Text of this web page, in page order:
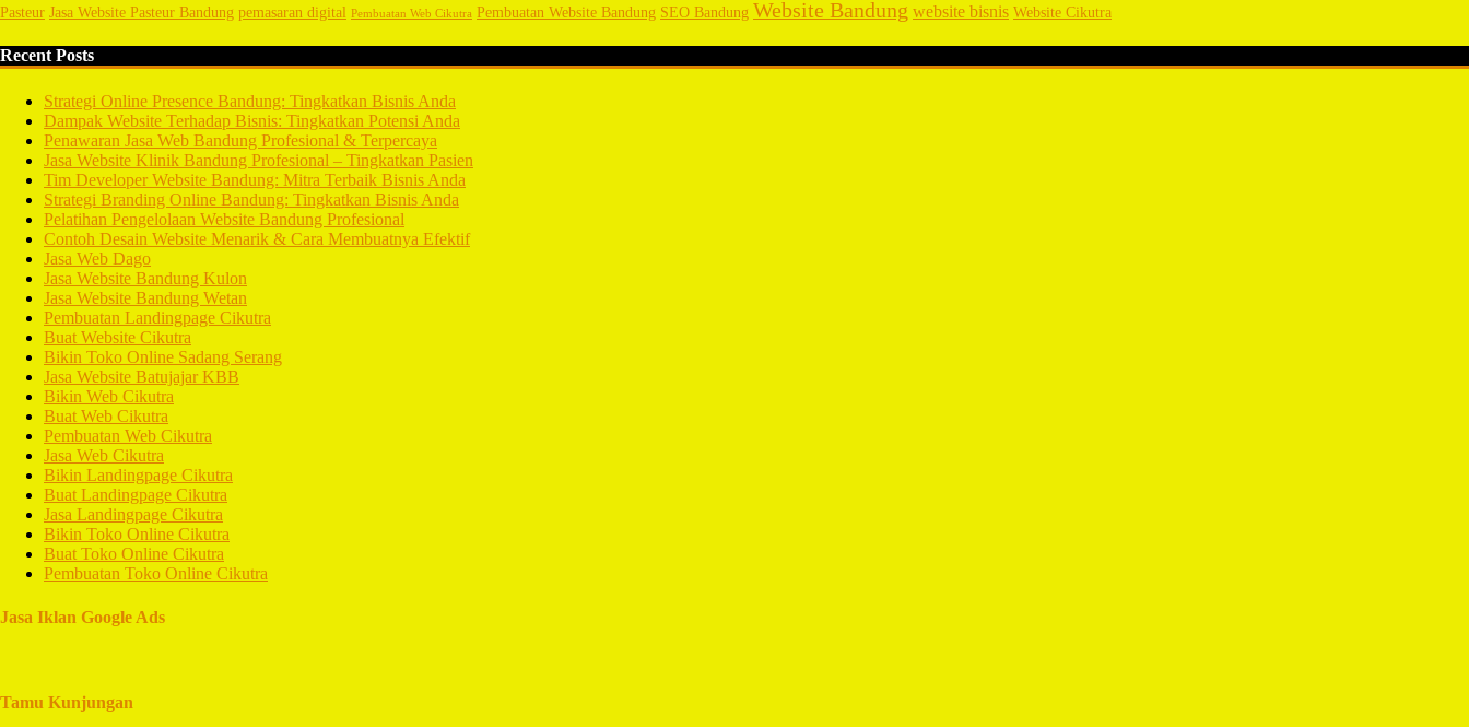
Pasteur Jasa Website Pasteur Bandung pemasaran digital Pembuatan Web Cikutra Pembuatan Website Bandung SEO Bandung Website Bandung website bisnis Website Cikutra
Recent Posts
Strategi Online Presence Bandung: Tingkatkan Bisnis Anda
Dampak Website Terhadap Bisnis: Tingkatkan Potensi Anda
Penawaran Jasa Web Bandung Profesional & Terpercaya
Jasa Website Klinik Bandung Profesional – Tingkatkan Pasien
Tim Developer Website Bandung: Mitra Terbaik Bisnis Anda
Strategi Branding Online Bandung: Tingkatkan Bisnis Anda
Pelatihan Pengelolaan Website Bandung Profesional
Contoh Desain Website Menarik & Cara Membuatnya Efektif
Jasa Web Dago
Jasa Website Bandung Kulon
Jasa Website Bandung Wetan
Pembuatan Landingpage Cikutra
Buat Website Cikutra
Bikin Toko Online Sadang Serang
Jasa Website Batujajar KBB
Bikin Web Cikutra
Buat Web Cikutra
Pembuatan Web Cikutra
Jasa Web Cikutra
Bikin Landingpage Cikutra
Buat Landingpage Cikutra
Jasa Landingpage Cikutra
Bikin Toko Online Cikutra
Buat Toko Online Cikutra
Pembuatan Toko Online Cikutra
Jasa Iklan Google Ads
Tamu Kunjungan